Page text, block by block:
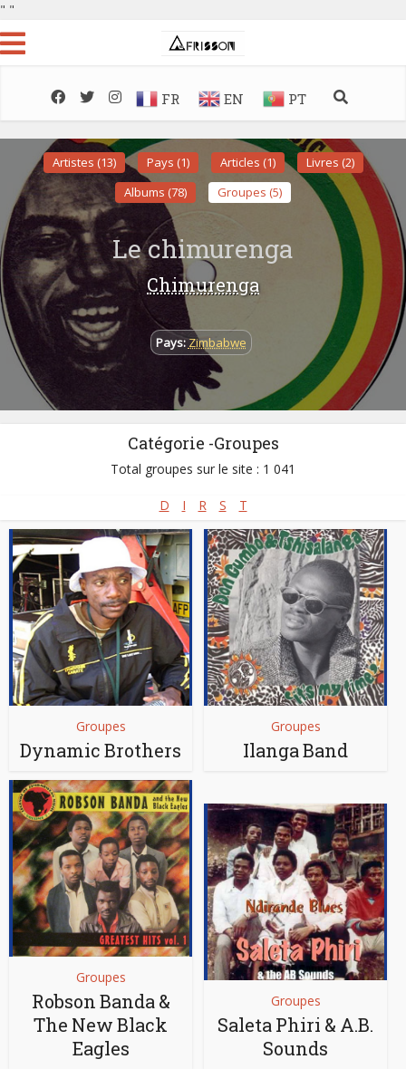
" "
FR EN PT
Artistes (13) Pays (1) Articles (1)
Livres (2)
Albums (78)
Groupes (5)
Le chimurenga
Chimurenga
Pays:Zimbabwe
Catégorie -Groupes
Total groupes sur le site : 1 041
D I R S T
Groupes
Dynamic Brothers
Groupes
Ilanga Band
Groupes
Robson Banda &
The New Black
Eagles
Groupes
Saleta Phiri & A.B.
Sounds